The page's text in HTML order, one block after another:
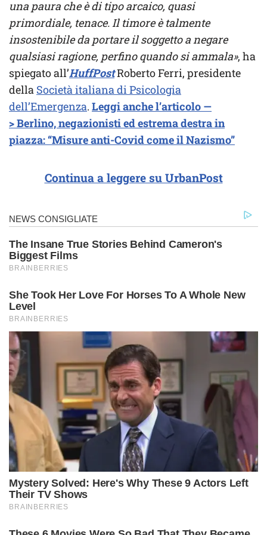
una paura che è di tipo arcaico, quasi
primordiale, tenace. Il timore è talmente
insostenibile da portare il soggetto a negare
qualsiasi ragione, perfino quando si ammala», ha
spiegato all’HuffPostRoberto Ferri, presidente
della Società italiana di Psicologia
dell’Emergenza. Leggi anche l’articolo —
> Berlino, negazionisti ed estrema destra in
piazza: “Misure anti-Covid come il Nazismo”
Continua a leggere su UrbanPost